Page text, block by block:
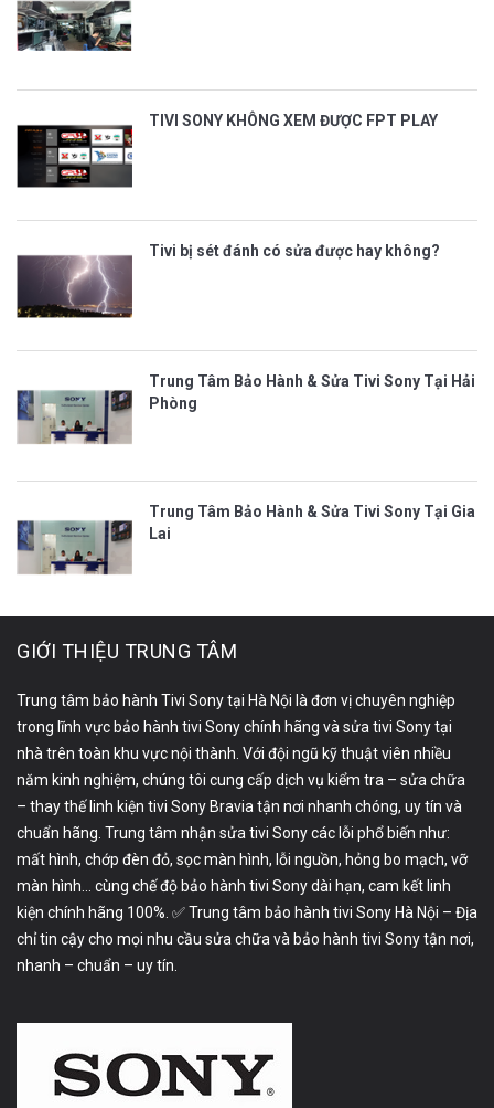
TIVI SONY KHÔNG XEM ĐƯỢC FPT PLAY
Tivi bị sét đánh có sửa được hay không?
Trung Tâm Bảo Hành & Sửa Tivi Sony Tại Hải
Phòng
Trung Tâm Bảo Hành & Sửa Tivi Sony Tại Gia
Lai
GIỚI THIỆU TRUNG TÂM
Trung tâm bảo hành Tivi Sony tại Hà Nội là đơn vị chuyên nghiệp
trong lĩnh vực bảo hành tivi Sony chính hãng và sửa tivi Sony tại
nhà trên toàn khu vực nội thành. Với đội ngũ kỹ thuật viên nhiều
năm kinh nghiệm, chúng tôi cung cấp dịch vụ kiểm tra – sửa chữa
– thay thế linh kiện tivi Sony Bravia tận nơi nhanh chóng, uy tín và
chuẩn hãng. Trung tâm nhận sửa tivi Sony các lỗi phổ biến như:
mất hình, chớp đèn đỏ, sọc màn hình, lỗi nguồn, hỏng bo mạch, vỡ
màn hình… cùng chế độ bảo hành tivi Sony dài hạn, cam kết linh
kiện chính hãng 100%. ✅ Trung tâm bảo hành tivi Sony Hà Nội – Địa
chỉ tin cậy cho mọi nhu cầu sửa chữa và bảo hành tivi Sony tận nơi,
nhanh – chuẩn – uy tín.